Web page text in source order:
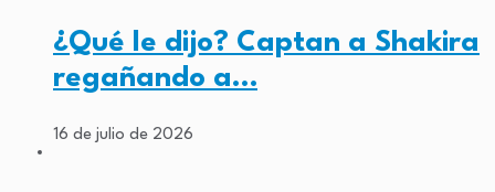
¿Qué le dijo? Captan a Shakira
regañando a…
16 de julio de 2026